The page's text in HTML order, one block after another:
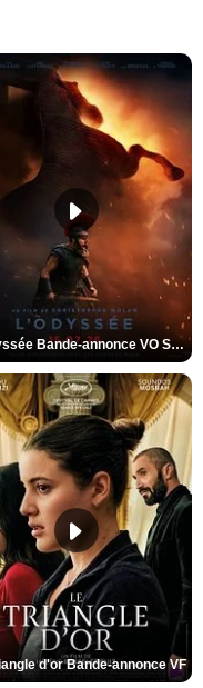
L'Odyssée Bande-annonce VO STFR
d'or Bande-annonce VF